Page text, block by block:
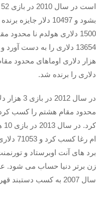
1500 دلاری هولدم نا
دلاری را برنده شد.
در سال
ام رغا
برد های آنت اوبرستاد و
زن برتر دنیا حساب می شود.
سال 2007 به کسب دستبند قهرمانی در این رقابت ها ختم شد.